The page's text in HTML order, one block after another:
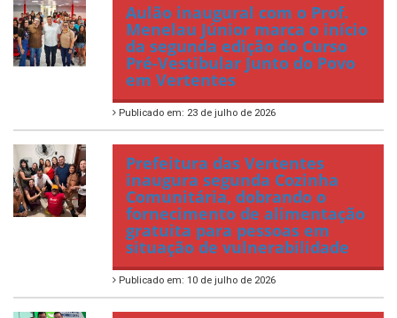
Aulão inaugural com o Prof.
Menelau Júnior marca o início
da segunda edição do Curso
Pré-Vestibular Junto do Povo
em Vertentes
Publicado em: 23 de julho de 2026
Prefeitura das Vertentes
inaugura segunda Cozinha
Comunitária, dobrando o
fornecimento de alimentação
gratuita para pessoas em
situação de vulnerabilidade
Publicado em: 10 de julho de 2026